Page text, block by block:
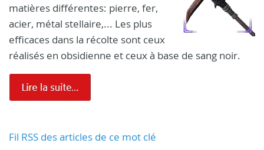
matières différentes: pierre, fer,
acier, métal stellaire,... Les plus
efficaces dans la récolte sont ceux
réalisés en obsidienne et ceux à base de sang noir.
Fil RSS des articles de ce mot clé